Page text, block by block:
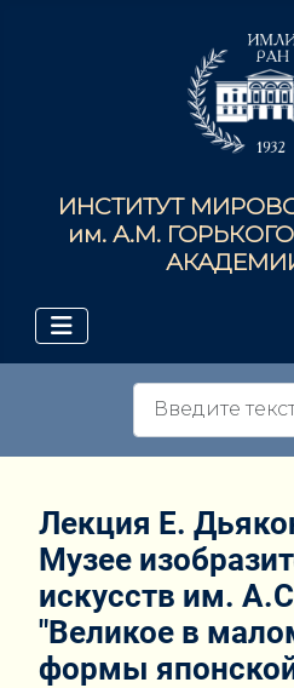
ИНСТИТУТ
им. А.М.
Лекция Е.
Музее
искусств им.
"Великое в
формы